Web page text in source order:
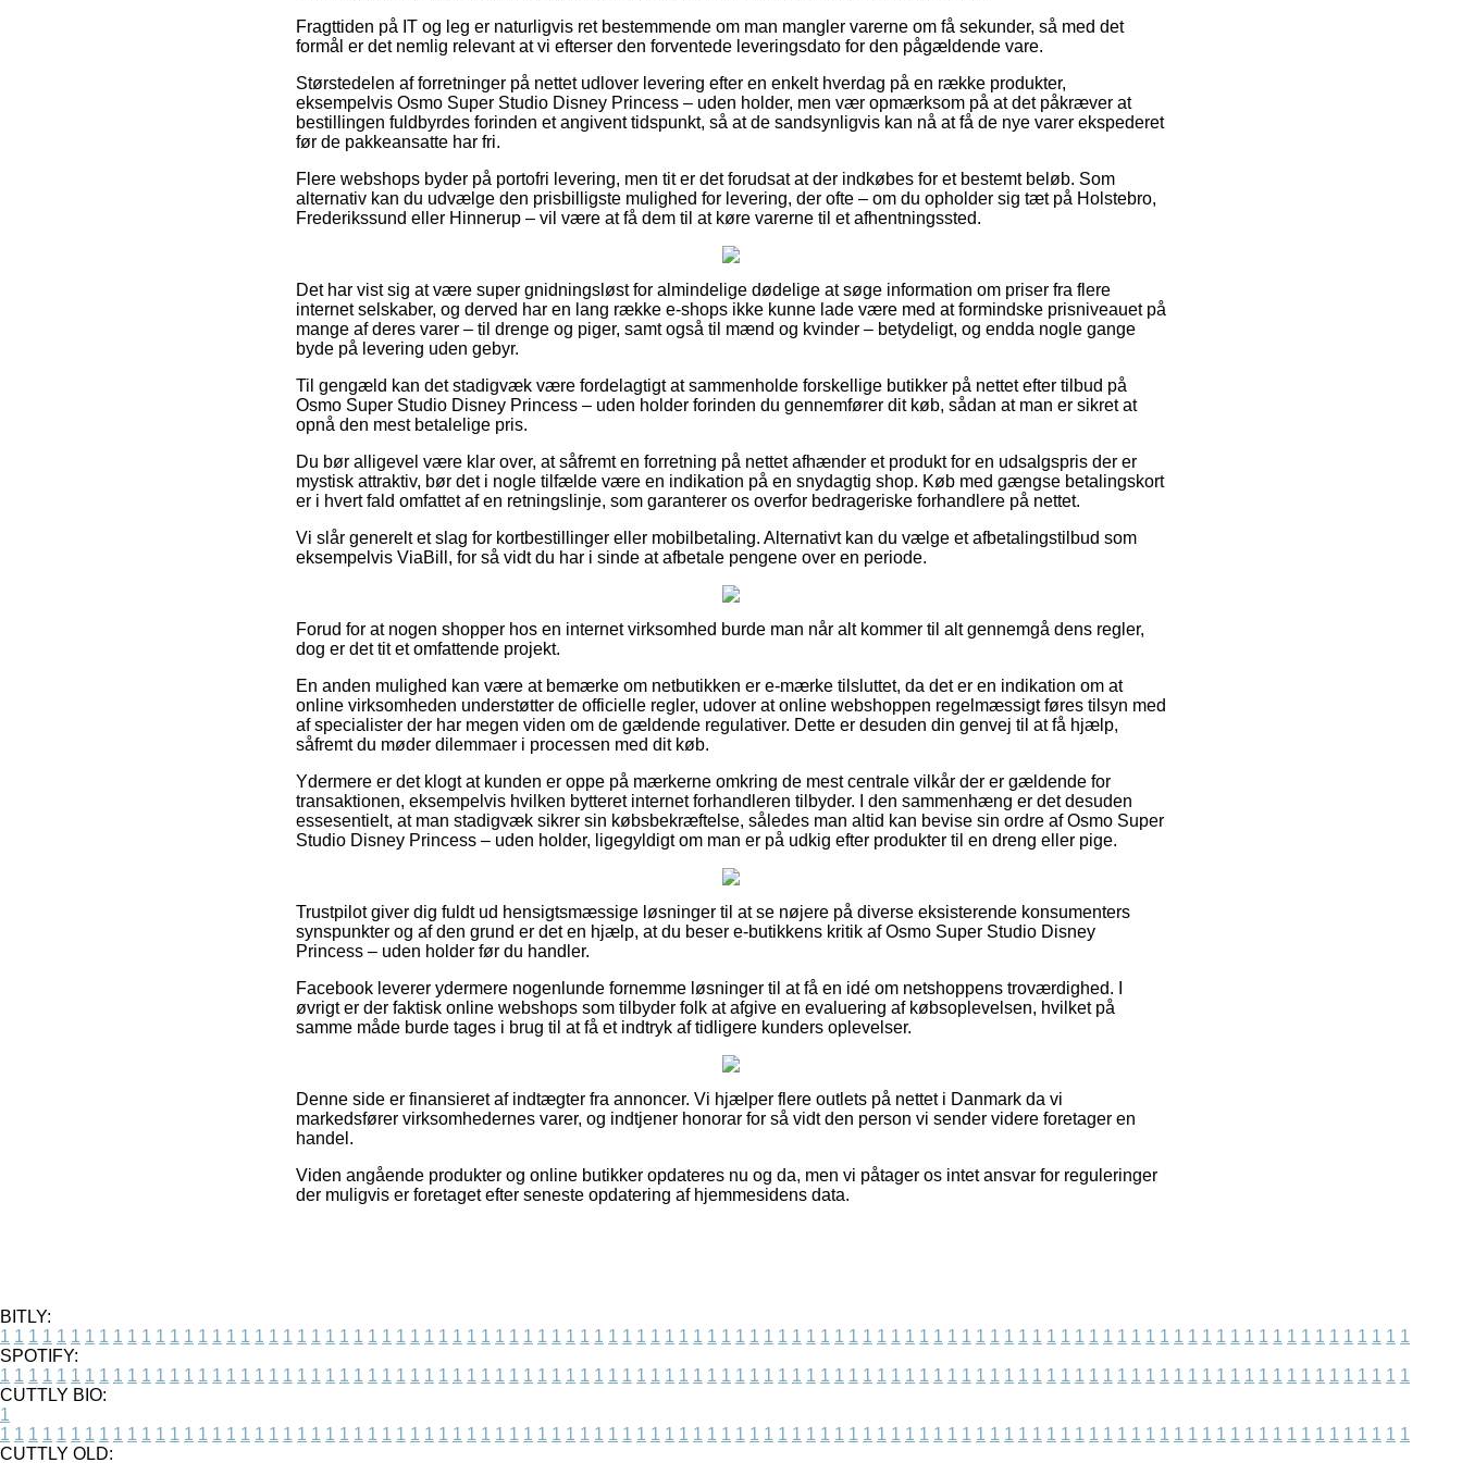
Fragttiden på IT og leg er naturligvis ret bestemmende om man mangler varerne om få sekunder, så med det
formål er det nemlig relevant at vi efterser den forventede leveringsdato for den pågældende vare.
Størstedelen af forretninger på nettet udlover levering efter en enkelt hverdag på en række produkter,
eksempelvis Osmo Super Studio Disney Princess – uden holder, men vær opmærksom på at det påkræver at
bestillingen fuldbyrdes forinden et angivent tidspunkt, så at de sandsynligvis kan nå at få de nye varer ekspederet
før de pakkeansatte har fri.
Flere webshops byder på portofri levering, men tit er det forudsat at der indkøbes for et bestemt beløb. Som
alternativ kan du udvælge den prisbilligste mulighed for levering, der ofte – om du opholder sig tæt på Holstebro,
Frederikssund eller Hinnerup – vil være at få dem til at køre varerne til et afhentningssted.
Det har vist sig at være super gnidningsløst for almindelige dødelige at søge information om priser fra flere
internet selskaber, og derved har en lang række e-shops ikke kunne lade være med at formindske prisniveauet på
mange af deres varer – til drenge og piger, samt også til mænd og kvinder – betydeligt, og endda nogle gange
byde på levering uden gebyr.
Til gengæld kan det stadigvæk være fordelagtigt at sammenholde forskellige butikker på nettet efter tilbud på
Osmo Super Studio Disney Princess – uden holder forinden du gennemfører dit køb, sådan at man er sikret at
opnå den mest betalelige pris.
Du bør alligevel være klar over, at såfremt en forretning på nettet afhænder et produkt for en udsalgspris der er
mystisk attraktiv, bør det i nogle tilfælde være en indikation på en snydagtig shop. Køb med gængse betalingskort
er i hvert fald omfattet af en retningslinje, som garanterer os overfor bedrageriske forhandlere på nettet.
Vi slår generelt et slag for kortbestillinger eller mobilbetaling. Alternativt kan du vælge et afbetalingstilbud som
eksempelvis ViaBill, for så vidt du har i sinde at afbetale pengene over en periode.
Forud for at nogen shopper hos en internet virksomhed burde man når alt kommer til alt gennemgå dens regler,
dog er det tit et omfattende projekt.
En anden mulighed kan være at bemærke om netbutikken er e-mærke tilsluttet, da det er en indikation om at
online virksomheden understøtter de officielle regler, udover at online webshoppen regelmæssigt føres tilsyn med
af specialister der har megen viden om de gældende regulativer. Dette er desuden din genvej til at få hjælp,
såfremt du møder dilemmaer i processen med dit køb.
Ydermere er det klogt at kunden er oppe på mærkerne omkring de mest centrale vilkår der er gældende for
transaktionen, eksempelvis hvilken bytteret internet forhandleren tilbyder. I den sammenhæng er det desuden
essesentielt, at man stadigvæk sikrer sin købsbekræftelse, således man altid kan bevise sin ordre af Osmo Super
Studio Disney Princess – uden holder, ligegyldigt om man er på udkig efter produkter til en dreng eller pige.
Trustpilot giver dig fuldt ud hensigtsmæssige løsninger til at se nøjere på diverse eksisterende konsumenters
synspunkter og af den grund er det en hjælp, at du beser e-butikkens kritik af Osmo Super Studio Disney
Princess – uden holder før du handler.
Facebook leverer ydermere nogenlunde fornemme løsninger til at få en idé om netshoppens troværdighed. I
øvrigt er der faktisk online webshops som tilbyder folk at afgive en evaluering af købsoplevelsen, hvilket på
samme måde burde tages i brug til at få et indtryk af tidligere kunders oplevelser.
Denne side er finansieret af indtægter fra annoncer. Vi hjælper flere outlets på nettet i Danmark da vi
markedsfører virksomhedernes varer, og indtjener honorar for så vidt den person vi sender videre foretager en
handel.
Viden angående produkter og online butikker opdateres nu og da, men vi påtager os intet ansvar for reguleringer
der muligvis er foretaget efter seneste opdatering af hjemmesidens data.
BITLY:
1 1 1 1 1 1 1 1 1 1 1 1 1 1 1 1 1 1 1 1 1 1 1 1 1 1 1 1 1 1 1 1 1 1 1 1 1 1 1 1 1 1 1 1 1 1 1 1 1 1 1 1 1 1 1 1 1 1 1 1 1 1 1 1 1 1 1 1 1 1 1 1 1 1 1 1 1 1 1 1 1 1 1 1 1 1 1 1 1 1 1 1 1 1 1 1 1 1 1 1
SPOTIFY:
1 1 1 1 1 1 1 1 1 1 1 1 1 1 1 1 1 1 1 1 1 1 1 1 1 1 1 1 1 1 1 1 1 1 1 1 1 1 1 1 1 1 1 1 1 1 1 1 1 1 1 1 1 1 1 1 1 1 1 1 1 1 1 1 1 1 1 1 1 1 1 1 1 1 1 1 1 1 1 1 1 1 1 1 1 1 1 1 1 1 1 1 1 1 1 1 1 1 1 1
CUTTLY BIO:
1
1 1 1 1 1 1 1 1 1 1 1 1 1 1 1 1 1 1 1 1 1 1 1 1 1 1 1 1 1 1 1 1 1 1 1 1 1 1 1 1 1 1 1 1 1 1 1 1 1 1 1 1 1 1 1 1 1 1 1 1 1 1 1 1 1 1 1 1 1 1 1 1 1 1 1 1 1 1 1 1 1 1 1 1 1 1 1 1 1 1 1 1 1 1 1 1 1 1 1 1
CUTTLY OLD: